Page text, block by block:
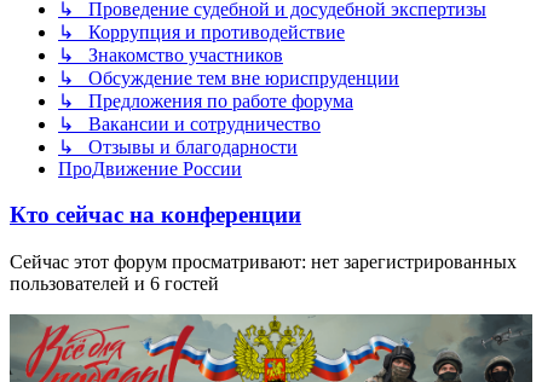
↳ Проведение судебной и досудебной экспертизы
↳ Коррупция и противодействие
↳ Знакомство участников
↳ Обсуждение тем вне юриспруденции
↳ Предложения по работе форума
↳ Вакансии и сотрудничество
↳ Отзывы и благодарности
ПроДвижение России
Кто сейчас на конференции
Сейчас этот форум просматривают: нет зарегистрированных
пользователей и 6 гостей